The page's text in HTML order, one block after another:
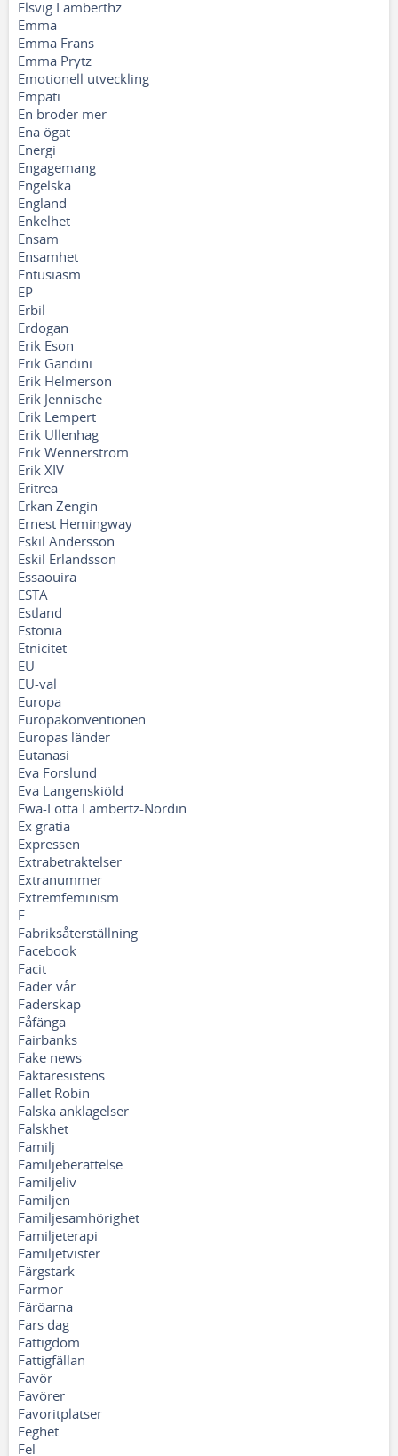
Elsvig Lamberthz
Emma
Emma Frans
Emma Prytz
Emotionell utveckling
Empati
En broder mer
Ena ögat
Energi
Engagemang
Engelska
England
Enkelhet
Ensam
Ensamhet
Entusiasm
EP
Erbil
Erdogan
Erik Eson
Erik Gandini
Erik Helmerson
Erik Jennische
Erik Lempert
Erik Ullenhag
Erik Wennerström
Erik XIV
Eritrea
Erkan Zengin
Ernest Hemingway
Eskil Andersson
Eskil Erlandsson
Essaouira
ESTA
Estland
Estonia
Etnicitet
EU
EU-val
Europa
Europakonventionen
Europas länder
Eutanasi
Eva Forslund
Eva Langenskiöld
Ewa-Lotta Lambertz-Nordin
Ex gratia
Expressen
Extrabetraktelser
Extranummer
Extremfeminism
F
Fabriksåterställning
Facebook
Facit
Fader vår
Faderskap
Fåfänga
Fairbanks
Fake news
Faktaresistens
Fallet Robin
Falska anklagelser
Falskhet
Familj
Familjeberättelse
Familjeliv
Familjen
Familjesamhörighet
Familjeterapi
Familjetvister
Färgstark
Farmor
Färöarna
Fars dag
Fattigdom
Fattigfällan
Favör
Favörer
Favoritplatser
Feghet
Fel